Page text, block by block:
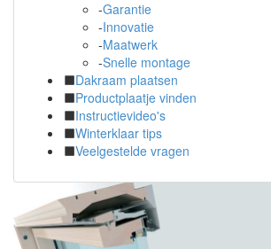
-Garantie
-Innovatie
-Maatwerk
-Snelle montage
Dakraam plaatsen
Productplaatje vinden
Instructievideo's
Winterklaar tips
Veelgestelde vragen